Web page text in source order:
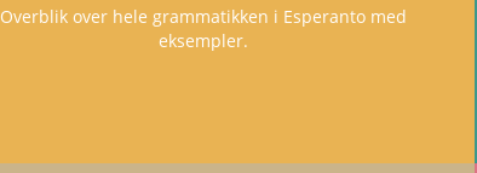
Overblik over hele grammatikken i Esperanto med
eksempler.